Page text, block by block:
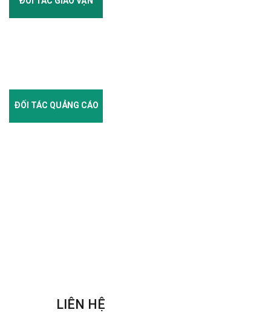
ĐỐI TÁC QUẢNG CÁO
LIÊN HỆ